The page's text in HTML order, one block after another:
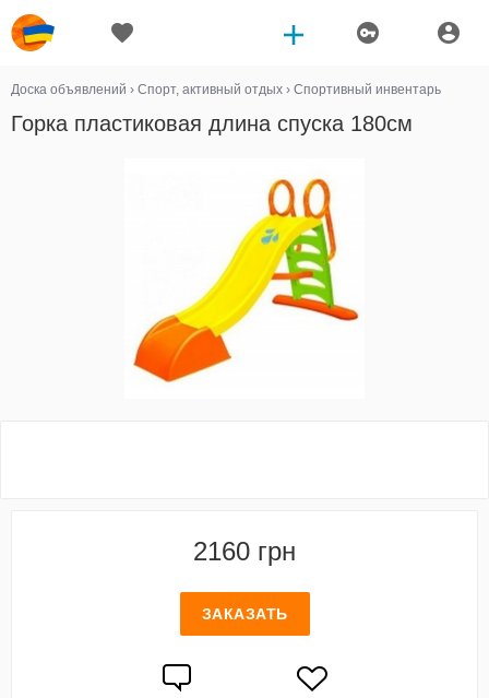
Доска объявлений › Спорт, активный отдых › Спортивный инвентарь
Горка пластиковая длина спуска 180см
2160 грн
ЗАКАЗАТЬ